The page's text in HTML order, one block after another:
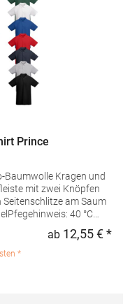
Prince
Kragen und
Baumwolle (Heather
zur
ab 12,55 € *
*